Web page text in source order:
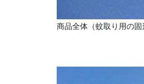
商品全体（蚊取り用の固